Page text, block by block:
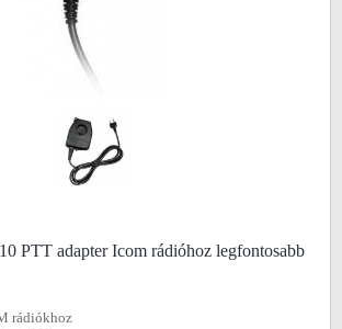
PTT adapter Icom rádióhoz legfontosabb
rádiókhoz